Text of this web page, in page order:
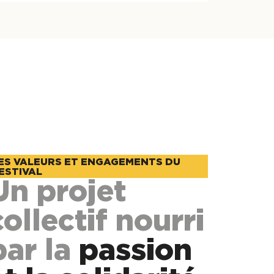
VALEURS ET ENGAGEMENTS DU
projet
nourri
la passion